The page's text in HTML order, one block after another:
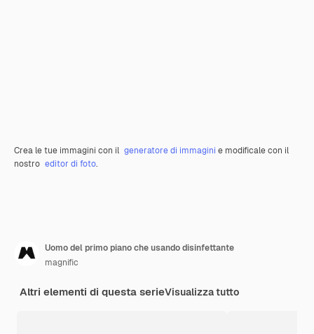
Crea le tue immagini con il generatore di immagini e modificale con il
nostro editor di foto.
Uomo del primo piano che usando disinfettante
magnific
Altri elementi di questa serieVisualizza tutto